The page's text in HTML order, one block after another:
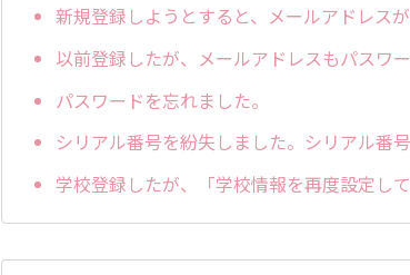
新規登録しようとすると、メールアドレス
以前登録したが、メールアドレスもパスワ
パスワードを忘れました。
シリアル番号を紛失しました。シリアル番
学校登録したが、「学校情報を再度設定し